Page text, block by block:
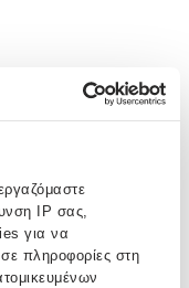
IP σας,
για να
πληροφορίες στη